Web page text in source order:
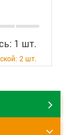
1 шт.
2 шт.